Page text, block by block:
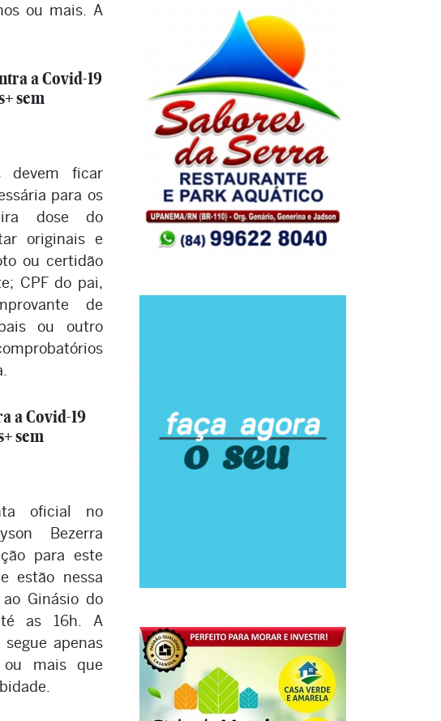
ou mais. A
a Covid-19
sem
devem ficar
para os
dose do
originais e
ou certidão
CPF do pai,
de
ou outro
a Covid-19
sem
oficial no
Bezerra
para este
estão nessa
Ginásio do
as 16h. A
apenas
ou mais que